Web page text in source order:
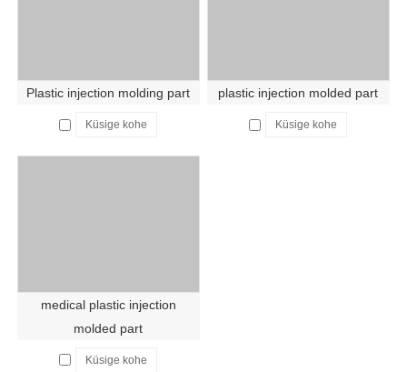
Plastic injection molding part
Küsige kohe
plastic injection molded part
Küsige kohe
medical plastic injection
molded part
Küsige kohe